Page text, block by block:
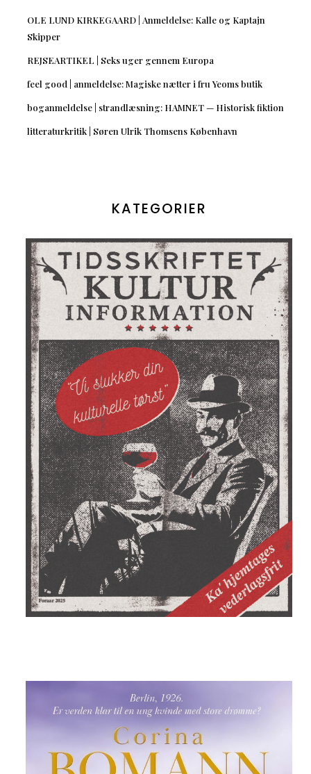
OLE LUND KIRKEGAARD | Anmeldelse: Kalle og Kaptajn
Skipper
REJSEARTIKEL | Seks uger gennem Europa
feel good | anmeldelse: Magiske nætter i fru Yeoms butik
boganmeldelse | strandlæsning: HAMNET — Historisk fiktion
litteraturkritik | Søren Ulrik Thomsens København
KATEGORIER